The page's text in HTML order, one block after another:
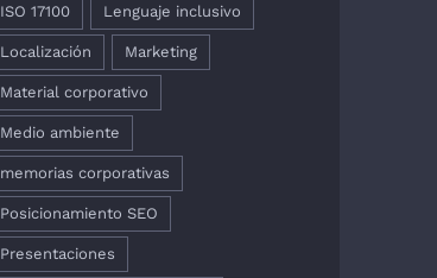
ISO 17100 Lenguaje inclusivo
Localización Marketing
Material corporativo
Medio ambiente
memorias corporativas
Posicionamiento SEO
Presentaciones